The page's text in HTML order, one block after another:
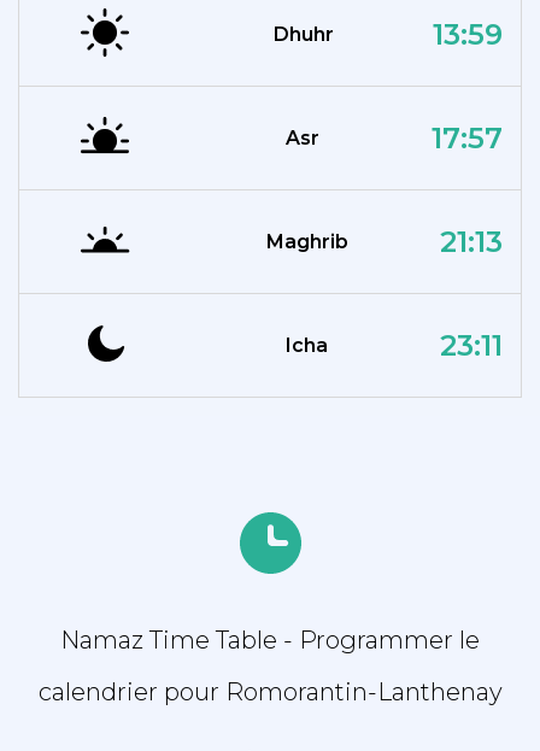
Dhuhr 13:59
Asr 17:57
Maghrib 21:13
Icha 23:11
Namaz Time Table - Programmer le
calendrier pour Romorantin-Lanthenay